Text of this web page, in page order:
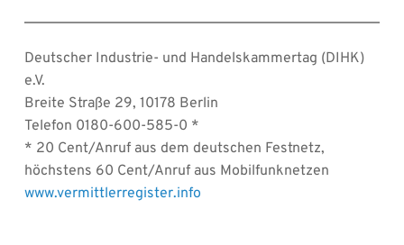
Deutscher Industrie- und Handelskammertag (DIHK)
e.V.
Breite Straße 29, 10178 Berlin
Telefon 0180-600-585-0 *
* 20 Cent/Anruf aus dem deutschen Festnetz,
höchstens 60 Cent/Anruf aus Mobilfunknetzen
www.vermittlerregister.info